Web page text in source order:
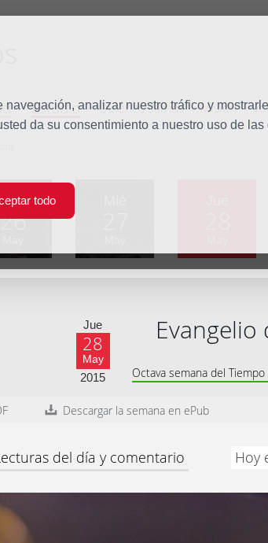
analizar nuestro tráfico y
da su consentimiento a nuestro uso de
todo
Estudio Quiénes somos Misión
Mar
26
Jue
28
May
2015
Evangelio
Octava semana del
Descargar la semana en ePub
del día y comentario Hoy